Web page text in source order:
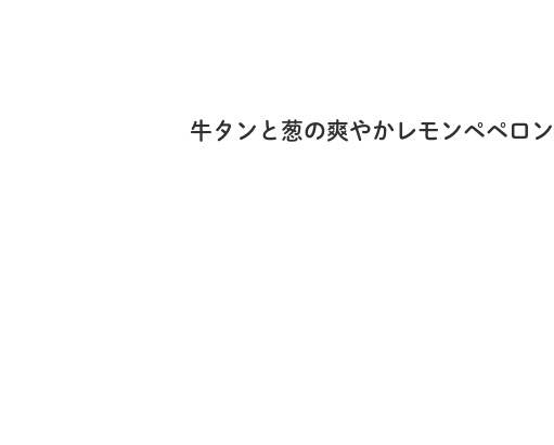
牛タンと葱の爽やかレモンペペロ